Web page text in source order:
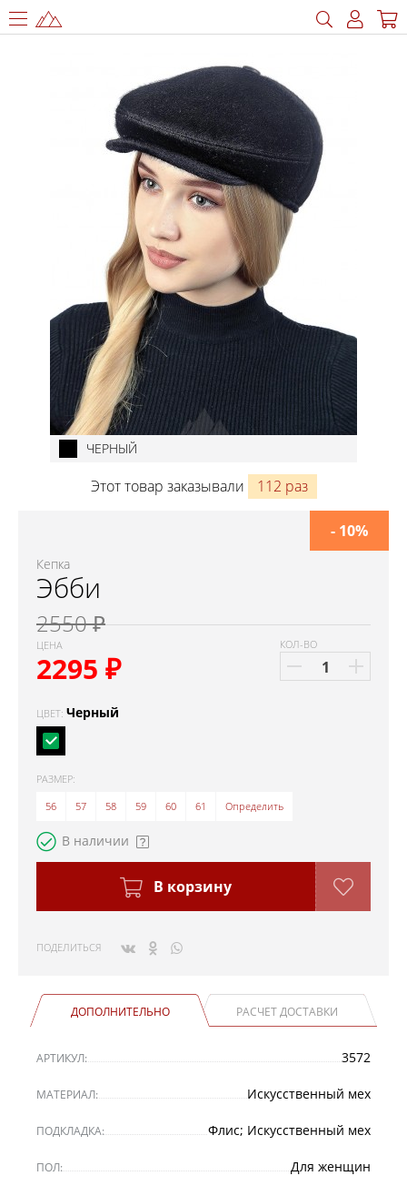
ЧЕРНЫЙ
Этот товар заказывали 112 раз
Кепка
Эбби
2550 ₽
ЦЕНА
2295 ₽
- 10%
КОЛ-ВО
ЦВЕТ: Черный
РАЗМЕР:
56
57 58 59 60 61 Определить
В наличии
В корзину
ПОДЕЛИТЬСЯ
ДОПОЛНИТЕЛЬНО РАСЧЕТ ДОСТАВКИ
АРТИКУЛ: 3572
МАТЕРИАЛ: Искусственный мех
ПОДКЛАДКА: Флис; Искусственный мех
ПОЛ: Для женщин